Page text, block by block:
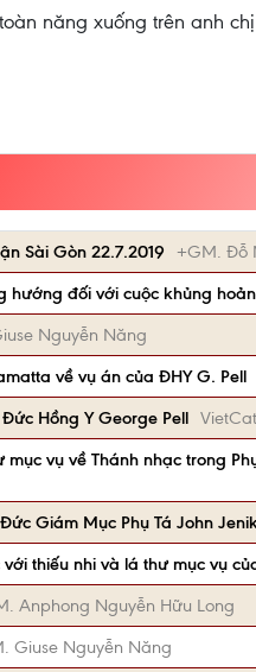
năng xuống trên anh
Sài Gòn 22.7.2019
+GM. Đỗ
đối với cuộc khủng
Nguyễn Năng
về vụ án của ĐHY G. Pell
Hồng Y George Pell
vụ về Thánh nhạc trong
Giám Mục Phụ Tá John
thiếu nhi và lá thư mục vụ
Anphong Nguyễn Hữu Long
Giuse Nguyễn Năng